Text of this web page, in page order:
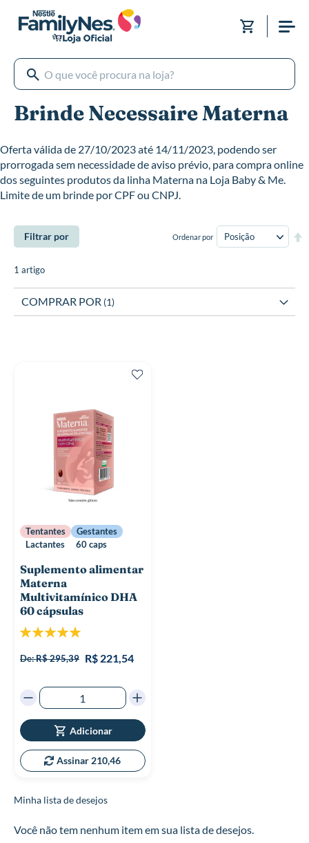
para
Meu
Brinde Necessaire Materna
Oferta válida de 27/10/2023 até 14/11/2023, podendo ser
prorrogada sem necessidade de aviso prévio, para compra online
dos seguintes produtos da linha Materna na Loja Baby & Me.
Limite de um brinde por CPF ou CNPJ.
1 artigo
Ordenar por
Tentantes
Gestantes
Lactantes
60 caps
Suplemento alimentar
Materna
Multivitamínico DHA
60 cápsulas
Classificação:
De:R$ 295,39 R$ 221,54
Adicionar
Assinar 210,46
Filtrar por
COMPRAR POR
Minha lista de desejos
Você não tem nenhum item em sua lista de desejos.